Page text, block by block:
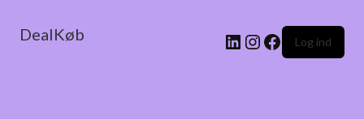
DealKøb Log ind